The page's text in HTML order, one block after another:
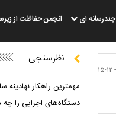
چندرسانه ای انجمن حفاظت از
نظرسنجی
مهمترین راهکار نهادینه
دستگاه‌های اجرایی را چه